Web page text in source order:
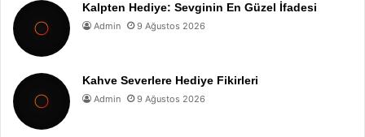
Kalpten Hediye: Sevginin En Güzel İfadesi
Admin 9 Ağustos 2026
Kahve Severlere Hediye Fikirleri
Admin 9 Ağustos 2026